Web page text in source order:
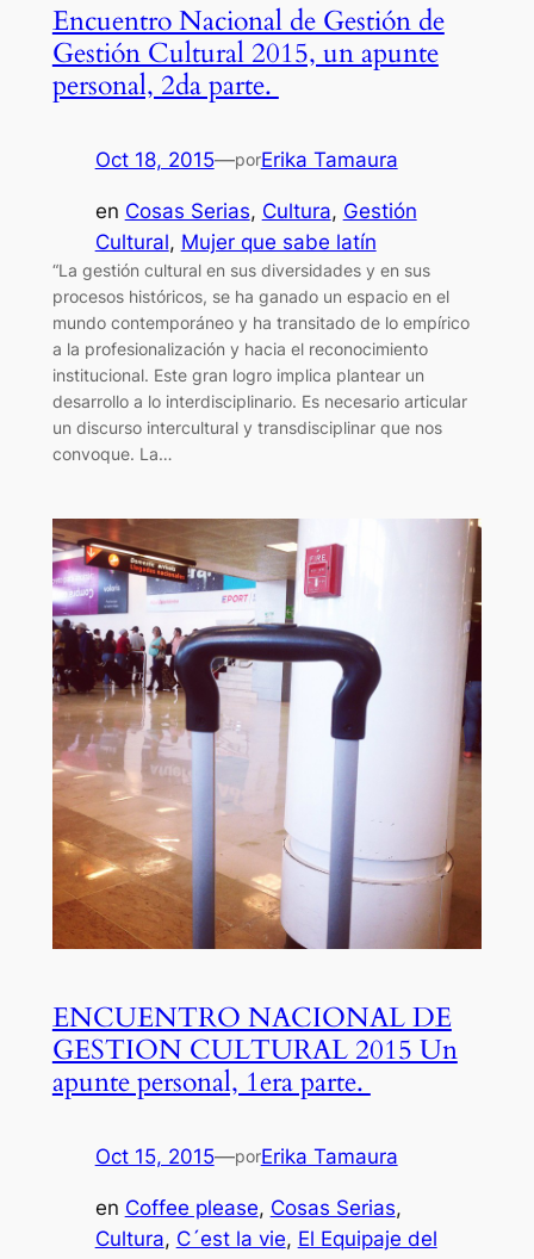
Encuentro Nacional de Gestión de
Gestión Cultural 2015, un apunte
personal, 2da parte.
Oct 18, 2015—porErika Tamaura
en Cosas Serias, Cultura, Gestión
Cultural, Mujer que sabe latín
“La gestión cultural en sus diversidades y en sus
procesos históricos, se ha ganado un espacio en el
mundo contemporáneo y ha transitado de lo empírico
a la profesionalización y hacia el reconocimiento
institucional. Este gran logro implica plantear un
desarrollo a lo interdisciplinario. Es necesario articular
un discurso intercultural y transdisciplinar que nos
convoque. La…
ENCUENTRO NACIONAL DE
GESTION CULTURAL 2015 Un
apunte personal, 1era parte.
Oct 15, 2015—porErika Tamaura
en Coffee please, Cosas Serias
Cultura, C´est la vie, El Equipaje del